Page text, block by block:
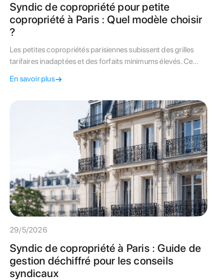
Syndic de copropriété pour petite
copropriété à Paris : Quel modèle choisir
?
Les petites copropriétés parisiennes subissent des grilles
tarifaires inadaptées et des forfaits minimums élevés. Ce
pour optimiser le budget de votre petit immeuble.
En savoir plus
29/5/2026
Syndic de copropriété à Paris : Guide de
gestion déchiffré pour les conseils
syndicaux